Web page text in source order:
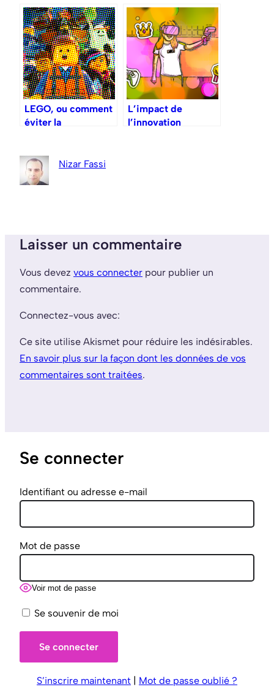
technologie
disruptive ?
directeur des rêves
LEGO, ou comment
éviter la
L’impact de
l’innovation
Nizar Fassi
Laisser un commentaire
Vous devez vous connecter pour publier un
commentaire.
Connectez-vous avec:
Ce site utilise Akismet pour réduire les indésirables.
En savoir plus sur la façon dont les données de vos
commentaires sont traitées.
Se connecter
Identifiant ou adresse e-mail
Mot de passe
Voir mot de passe
Se souvenir de moi
S’inscrire maintenant | Mot de passe oublié ?